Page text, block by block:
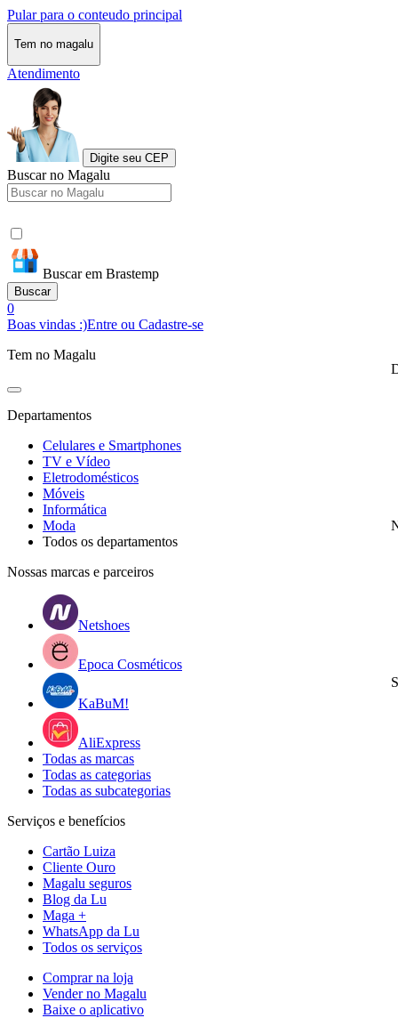
Pular para o conteudo principal
Tem no magalu
Atendimento
Digite seu CEP
Buscar no Magalu
Buscar em Brastemp
Buscar
0
Boas vindas :)Entre ou Cadastre-se
Tem no Magalu
Departamentos
Celulares e Smartphones
TV e Vídeo
Eletrodomésticos
Móveis
Informática
Moda
Todos os departamentos
Nossas marcas e parceiros
Netshoes
Epoca Cosméticos
KaBuM!
AliExpress
Todas as marcas
Todas as categorias
Todas as subcategorias
Serviços e benefícios
Cartão Luiza
Cliente Ouro
Magalu seguros
Blog da Lu
Maga +
WhatsApp da Lu
Todos os serviços
Comprar na loja
Vender no Magalu
Baixe o aplicativo